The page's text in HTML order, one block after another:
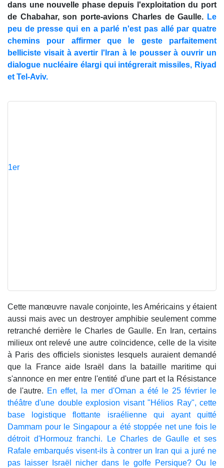
dans une nouvelle phase depuis l'exploitation du port
de Chabahar, son porte-avions Charles de Gaulle. Le
peu de presse qui en a parlé n'est pas allé par quatre
chemins pour affirmer que le geste parfaitement
belliciste visait à avertir l'Iran à le pousser à ouvrir un
dialogue nucléaire élargi qui intégrerait missiles, Riyad
et Tel-Aviv.
1er
Cette manœuvre navale conjointe, les Américains y étaient
aussi mais avec un destroyer amphibie seulement comme
retranché derrière le Charles de Gaulle. En Iran, certains
milieux ont relevé une autre coïncidence, celle de la visite
à Paris des officiels sionistes lesquels auraient demandé
que la France aide Israël dans la bataille maritime qui
s'annonce en mer entre l'entité d'une part et la Résistance
de l'autre. En effet, la mer d'Oman a été le 25 février le
théâtre d'une double explosion visant "Hélios Ray", cette
base logistique flottante israélienne qui ayant quitté
Dammam pour le Singapour a été stoppée net une fois le
détroit d'Hormouz franchi. Le Charles de Gaulle et ses
Rafale embarqués visent-ils à contrer un Iran qui a juré ne
pas laisser Israël nicher dans le golfe Persique? Ou le